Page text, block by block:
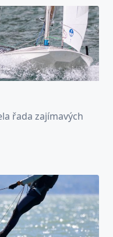
řada zajímavých